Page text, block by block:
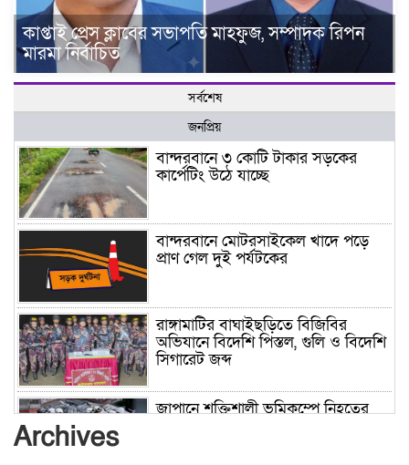
কাপ্তাই প্রেস ক্লাবের সভাপতি মাহফুজ, সম্পাদক রিপন
মারমা নির্বাচিত
সর্বশেষ
জনপ্রিয়
বান্দরবানে ৩ কোটি টাকার সড়কের
কার্পেটিং উঠে যাচ্ছে
বান্দরবানে মোটরসাইকেল খাদে পড়ে
প্রাণ গেল দুই পর্যটকের
রাঙ্গামাটির বাঘাইছড়িতে বিজিবির
অভিযানে বিদেশি পিস্তল, গুলি ও বিদেশি
সিগারেট জব্দ
জাপানে শক্তিশালী ভূমিকম্পে নিহতের
Archives